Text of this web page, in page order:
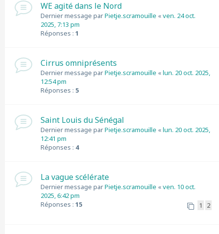
WE agité dans le Nord
Dernier message parPietje.scramouille «ven. 24 oct.
2025, 7:13 pm
Réponses : 1
Cirrus omniprésents
Dernier message parPietje.scramouille «lun. 20 oct. 2025,
12:54 pm
Réponses : 5
Saint Louis du Sénégal
Dernier message parPietje.scramouille «lun. 20 oct. 2025,
12:41 pm
Réponses : 4
La vague scélérate
Dernier message parPietje.scramouille «ven. 10 oct.
2025, 6:42 pm
Réponses : 15 1 2